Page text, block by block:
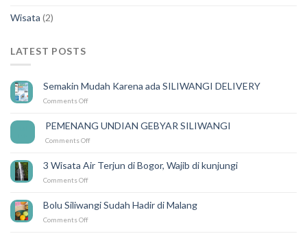
Wisata (2)
LATEST POSTS
Semakin Mudah Karena ada SILIWANGI DELIVERY
Comments Offon
Karena
ada
DELIVERY
PEMENANG UNDIAN GEBYAR SILIWANGI
Comments Offon
GEBYAR
3 Wisata Air Terjun di Bogor, Wajib di kunjungi
Comments Offon
Air
Terjun
Bolu Siliwangi Sudah Hadir di Malang
Comments Offon